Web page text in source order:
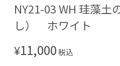
NY21-03 WH 珪藻土
し） ホワイト
¥11,000税込